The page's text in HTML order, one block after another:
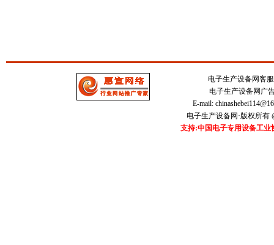
电子生产设备网客
电子生产设备网广
E-mail:
电子生产设备网·版权所有
支持:中国电子专用设备工业